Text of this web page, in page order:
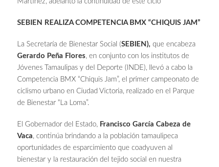
SEBIEN REALIZA COMPETENCIA BMX “CHIQUIS JAM”
La Secretaría de Bienestar Social (SEBIEN), que encabeza
Gerardo Peña Flores, en conjunto con los institutos de
Jóvenes Tamaulipas y del Deporte (INDE), llevó a cabo la
Competencia BMX “Chiquis Jam”, el primer campeonato de
ciclismo urbano en Ciudad Victoria, realizado en el Parque
de Bienestar “La Loma”.
El Gobernador del Estado, Francisco García Cabeza de
Vaca, continúa brindando a la población tamaulipeca
oportunidades de esparcimiento que coadyuven al
bienestar y la restauración del tejido social en nuestra